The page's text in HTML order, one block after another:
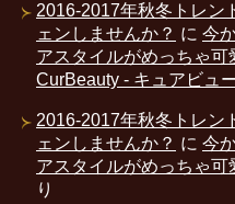
2016-2017年秋冬トレン
ェンしませんか？ に 今
アスタイルがめっちゃ
CurBeauty - キュアビュ
2016-2017年秋冬トレン
ェンしませんか？ に 今
アスタイルがめっちゃ
り